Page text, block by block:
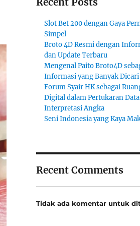
Slot Bet 200 dengan Gaya
Simpel
Broto 4D Resmi dengan
dan Update Terbaru
Mengenal Paito Broto4D
Informasi yang Banyak Dicari
Forum Syair HK sebagai
Digital dalam Pertukaran
Interpretasi Angka
Seni Indonesia yang Kaya
Recent Comments
Tidak ada komentar untuk